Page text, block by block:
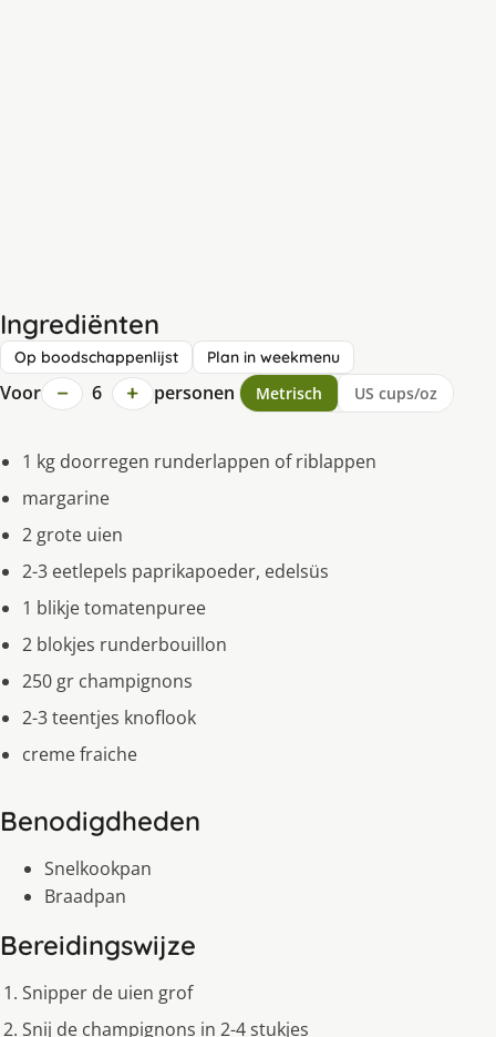
Ingrediënten
Op boodschappenlijst Plan in weekmenu
Voor − 6 + personen Metrisch US cups/oz
1 kg doorregen runderlappen of riblappen
margarine
2 grote uien
2-3 eetlepels paprikapoeder, edelsüs
1 blikje tomatenpuree
2 blokjes runderbouillon
250 gr champignons
2-3 teentjes knoflook
creme fraiche
Benodigdheden
Snelkookpan
Braadpan
Bereidingswijze
Snipper de uien grof
Snij de champignons in 2-4 stukjes